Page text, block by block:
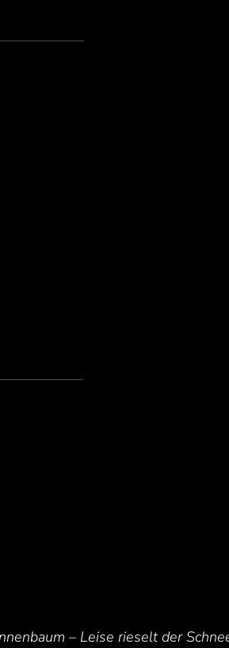
– Leise rieselt der